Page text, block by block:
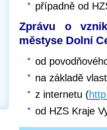
případně od
Zprávu o
městyse Dolní
od
na základě
z internetu (
od HZS Kraje